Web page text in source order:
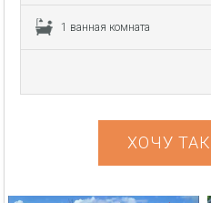
1 ванная комната
ХОЧУ